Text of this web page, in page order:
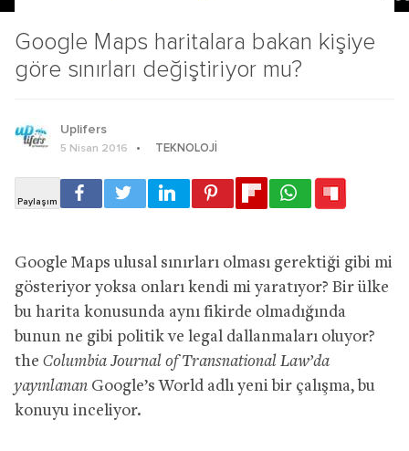
Google Maps haritalara bakan kişiye
göre sınırları değiştiriyor mu?
Uplifers
5 Nisan 2016 TEKNOLOJI
Google Maps ulusal sınırları olması gerektiği gibi mi
gösteriyor yoksa onları kendi mi yaratıyor? Bir ülke
bu harita konusunda aynı fikirde olmadığında
bunun ne gibi politik ve legal dallanmaları oluyor?
the Columbia Journal of Transnational Law’da
yayınlanan Google’s World adlı yeni bir çalışma, bu
konuyu inceliyor.